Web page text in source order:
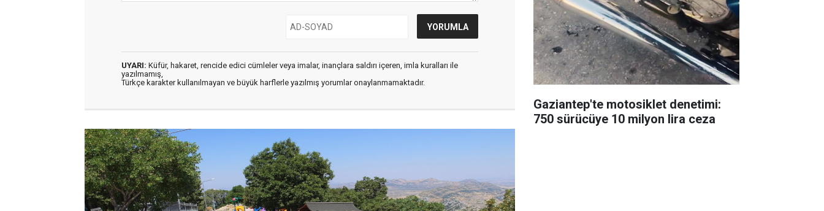
UYARI: Küfür, hakaret, rencide edici cümleler veya imalar, inançlara saldırı içeren, imla kuralları ile
yazılmamış,
Türkçe karakter kullanılmayan ve büyük harflerle yazılmış yorumlar onaylanmamaktadır.
Gaziantep'te motosiklet denetimi:
750 sürücüye 10 milyon lira ceza